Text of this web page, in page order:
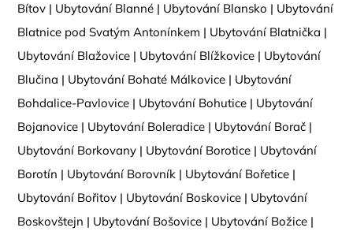
Bítov | Ubytování Blanné | Ubytování Blansko | Ubytování
Blatnice pod Svatým Antonínkem | Ubytování Blatnička |
Ubytování Blažovice | Ubytování Blížkovice | Ubytování
Blučina | Ubytování Bohaté Málkovice | Ubytování
Bohdalice-Pavlovice | Ubytování Bohutice | Ubytování
Bojanovice | Ubytování Boleradice | Ubytování Borač |
Ubytování Borkovany | Ubytování Borotice | Ubytování
Borotín | Ubytování Borovník | Ubytování Bořetice |
Ubytování Bořitov | Ubytování Boskovice | Ubytování
Boskovštejn | Ubytování Bošovice | Ubytování Božice |